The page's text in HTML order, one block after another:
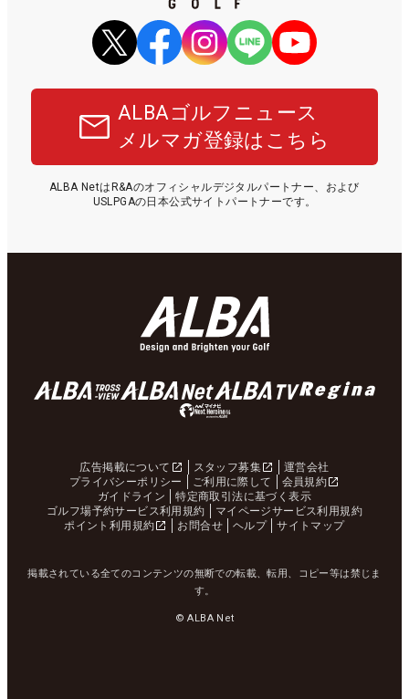
ALBAゴルフニュース
メルマガ登録はこちら
ALBA NetはR&Aのオフィシャルデジタルパートナー、および
USLPGAの日本公式サイトパートナーです。
広告掲載について スタッフ募集
運営会社
プライバシーポリシー
ご利用に際して
会員規約
ガイドライン
特定商取引法に基づく表示
ゴルフ場予約サービス利用規約
マイページサービス利用規約
ポイント利用規約
お問合せ ヘルプ サイトマップ
掲載されている全てのコンテンツの無断での転載、転用、コピー等は禁じま
す。
© ALBA Net